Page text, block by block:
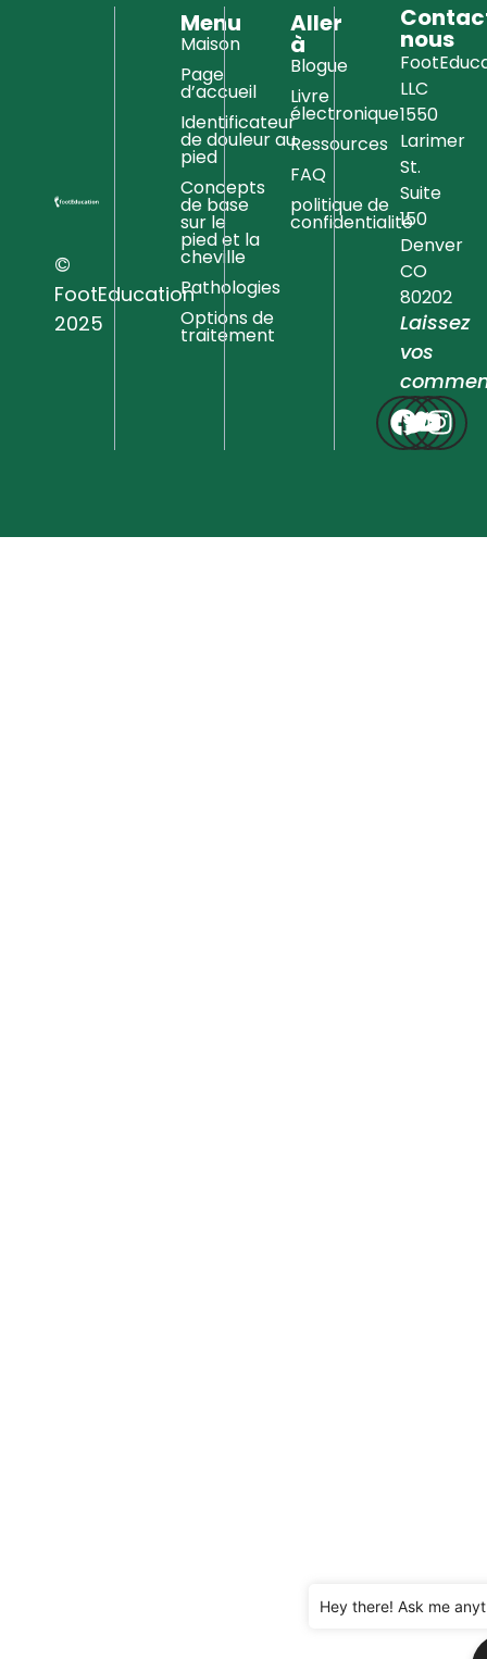
©
FootEducation
2025
Menu
Maison
Page
d’accueil
Identificateur
de douleur au
pied
Concepts
de base
sur le
pied et la
cheville
Pathologies
Options de
traitement
Aller
à
Blogue
Livre
électronique
Ressources
FAQ
politique de
confidentialité
nous
LLC
1550
Larimer
St.
Suite
150
Denver
CO
80202
Laissez
vos
Hey there! Ask me